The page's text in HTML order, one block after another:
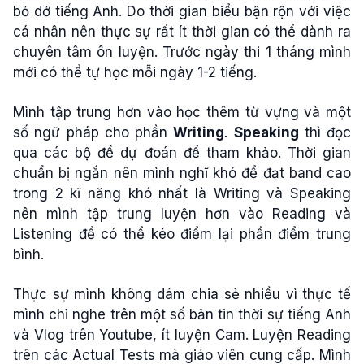
bỏ dở tiếng Anh. Do thời gian biểu bận rộn với việc
cá nhân nên thực sự rất ít thời gian có thể dành ra
chuyên tâm ôn luyện. Trước ngày thi 1 tháng mình
mới có thể tự học mỗi ngày 1-2 tiếng.
Mình tập trung hơn vào học thêm từ vựng và một
số ngữ pháp cho phầnWriting. Speaking thì đọc
qua các bộ đề dự đoán để tham khảo. Thời gian
chuẩn bị ngắn nên mình nghĩ khó để đạt band cao
trong 2 kĩ năng khó nhất là Writing và Speaking
nên mình tập trung luyện hơn vào Reading và
Listening để có thể kéo điểm lại phần điểm trung
bình.
Thực sự mình không dám chia sẻ nhiều vì thực tế
mình chỉ nghe trên một số bản tin thời sự tiếng Anh
và Vlog trên Youtube, ít luyện Cam. Luyện Reading
trên các Actual Tests mà giáo viên cung cấp. Mình